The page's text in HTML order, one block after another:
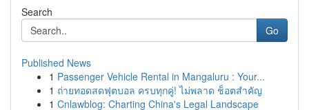
Search
Go
Published News
1 Passenger Vehicle Rental in Mangaluru : Your...
1 ถ่ายทอดสดฟุตบอล ครบทุกคู่! ไม่พลาด ช็อตสำคัญ
1 Cnlawblog: Charting China's Legal Landscape